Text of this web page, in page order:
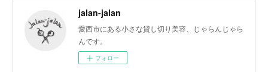
jalan-jalan
愛西市にある小さな貸し切り美容、じゃらんじゃら
んです。
フォロー